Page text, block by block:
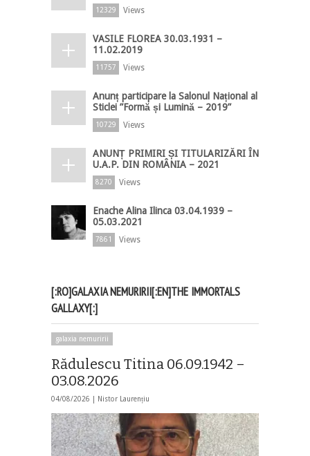
12329 Views
VASILE FLOREA 30.03.1931 –
11.02.2019
11757 Views
Anunț participare la Salonul Național al
Sticlei ”Formă și Lumină – 2019”
10729 Views
ANUNȚ PRIMIRI ȘI TITULARIZĂRI ÎN
U.A.P. DIN ROMÂNIA – 2021
8270 Views
Enache Alina Ilinca 03.04.1939 –
05.03.2021
7861 Views
[:RO]GALAXIA NEMURIRII[:EN]THE IMMORTALS
GALLAXY[:]
galaxia nemuririi
Rădulescu Titina 06.09.1942 –
03.08.2026
04/08/2026 | Nistor Laurențiu